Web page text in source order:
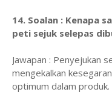
14. Soalan : Kenapa
peti sejuk selepas
Jawapan : Penyejukan
mengekalkan
optimum dalam produk.